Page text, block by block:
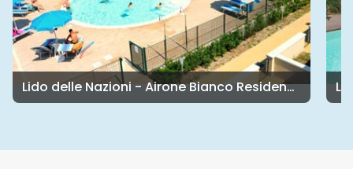
Lido delle Nazioni - Pomposa Residence